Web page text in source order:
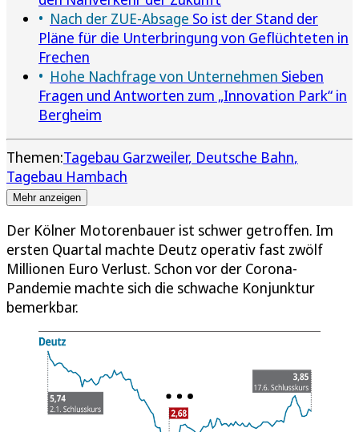
Nach der ZUE-Absage So ist der Stand der
Pläne für die Unterbringung von Geflüchteten in
Frechen
Hohe Nachfrage von Unternehmen Sieben
Fragen und Antworten zum „Innovation Park“ in
Bergheim
Themen:Tagebau Garzweiler Deutsche Bahn
Tagebau Hambach
Mehr anzeigen
Der Kölner Motorenbauer ist schwer getroffen. Im
ersten Quartal machte Deutz operativ fast zwölf
Millionen Euro Verlust. Schon vor der Corona-
Pandemie machte sich die schwache Konjunktur
bemerkbar.